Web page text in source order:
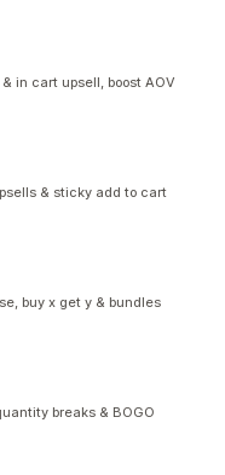
in cart upsell, boost AOV
& sticky add to cart
buy x get y & bundles
breaks & BOGO